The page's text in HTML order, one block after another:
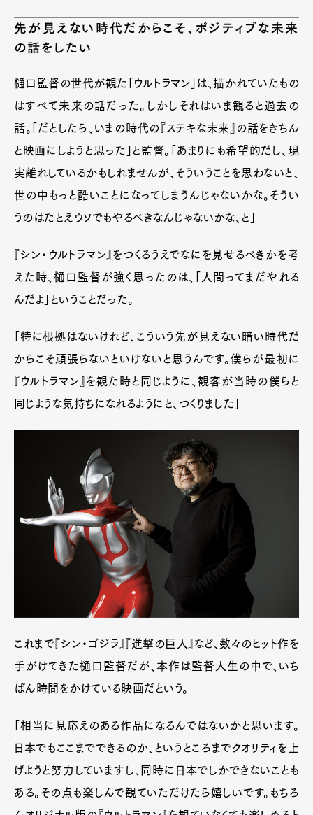
Product CultureLifestyle
先が見えない時代だからこそ、ポジティブな未来
の話をしたい
樋口監督の世代が観た「ウルトラマン」は、描かれていたもの
はすべて未来の話だった。しかしそれはいま観ると過去の
話。「だとしたら、いまの時代の『ステキな未来』の話をきちん
と映画にしようと思った」と監督。「あまりにも希望的だし、現
実離れしているかもしれませんが、そういうことを思わないと、
世の中もっと酷いことになってしまうんじゃないかな。そうい
うのはたとえウソでもやるべきなんじゃないかな、と」
『シン・ウルトラマン』をつくるうえでなにを見せるべきかを考
えた時、樋口監督が強く思ったのは、「人間ってまだやれる
んだよ」ということだった。
「特に根拠はないけれど、こういう先が見えない暗い時代だ
からこそ頑張らないといけないと思うんです。僕らが最初に
『ウルトラマン』を観た時と同じように、観客が当時の僕らと
同じような気持ちになれるようにと、つくりました」
これまで『シン・ゴジラ』『進撃の巨人』など、数々のヒット作を
手がけてきた樋口監督だが、本作は監督人生の中で、いち
ばん時間をかけている映画だという。
「相当に見応えのある作品になるんではないかと思います。
日本でもここまでできるのか、というところまでクオリティを上
げようと努力していますし、同時に日本でしかできないことも
ある。その点も楽しんで観ていただけたら嬉しいです。もちろ